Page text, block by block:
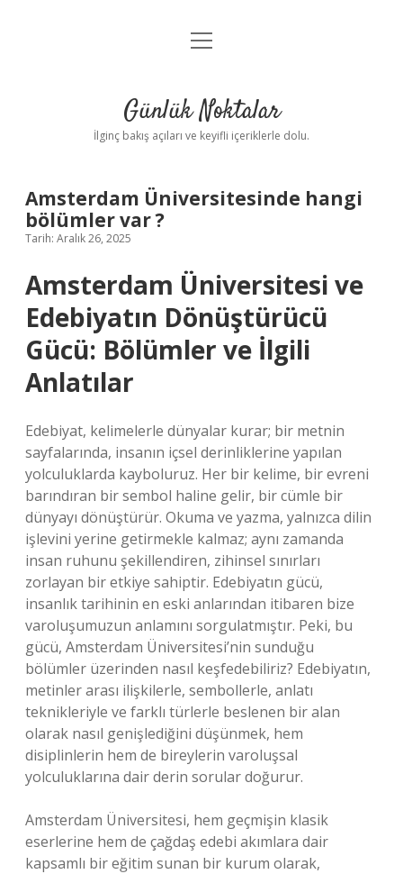
Anasayfa
Yasal Uyarı
menüyü
Günlük Noktalar
İlginç bakış açıları ve keyifli içeriklerle dolu.
Amsterdam Üniversitesinde hangi
bölümler var ?
Tarih: Aralık 26, 2025
Amsterdam Üniversitesi ve
Edebiyatın Dönüştürücü
Gücü: Bölümler ve İlgili
Anlatılar
Edebiyat, kelimelerle dünyalar kurar; bir metnin
sayfalarında, insanın içsel derinliklerine yapılan
yolculuklarda kayboluruz. Her bir kelime, bir evreni
barındıran bir sembol haline gelir, bir cümle bir
dünyayı dönüştürür. Okuma ve yazma, yalnızca dilin
işlevini yerine getirmekle kalmaz; aynı zamanda
insan ruhunu şekillendiren, zihinsel sınırları
zorlayan bir etkiye sahiptir. Edebiyatın gücü,
insanlık tarihinin en eski anlarından itibaren bize
varoluşumuzun anlamını sorgulatmıştır. Peki, bu
gücü, Amsterdam Üniversitesi’nin sunduğu
bölümler üzerinden nasıl keşfedebiliriz? Edebiyatın,
metinler arası ilişkilerle, sembollerle, anlatı
teknikleriyle ve farklı türlerle beslenen bir alan
olarak nasıl genişlediğini düşünmek, hem
disiplinlerin hem de bireylerin varoluşsal
yolculuklarına dair derin sorular doğurur.
Amsterdam Üniversitesi, hem geçmişin klasik
eserlerine hem de çağdaş edebi akımlara dair
kapsamlı bir eğitim sunan bir kurum olarak,